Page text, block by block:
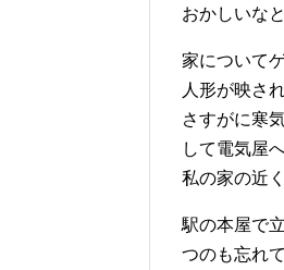
おかしいな
家について
人形が映さ
さすがに寒
して電気屋
私の家の近
駅の本屋で
つのも忘れ